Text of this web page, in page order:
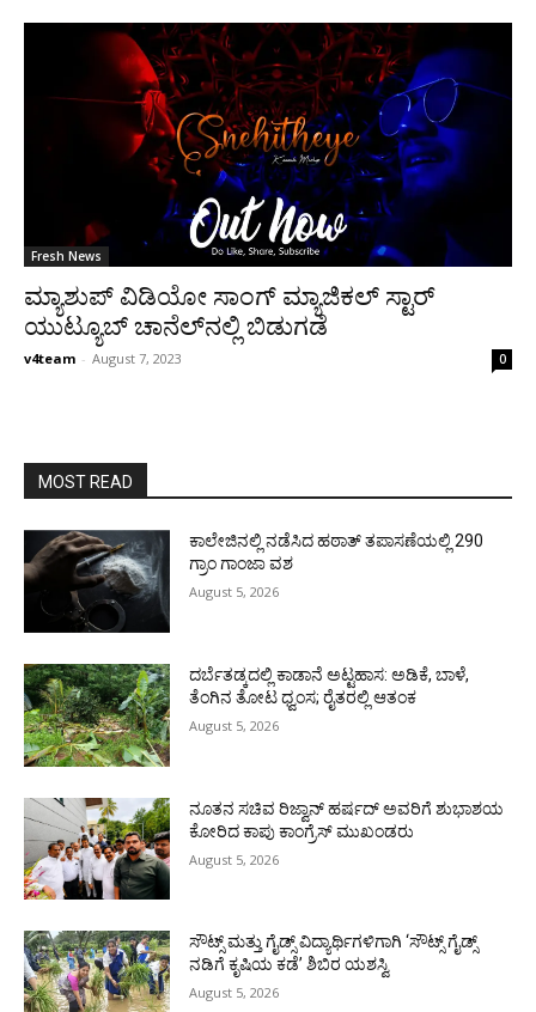
Fresh News
ಮ್ಯಾಶುಪ್ ವಿಡಿಯೋ ಸಾಂಗ್ ಮ್ಯಾಜಿಕಲ್ ಸ್ಟಾರ್
ಯುಟ್ಯೂಬ್ ಚಾನೆಲ್‍ನಲ್ಲಿ ಬಿಡುಗಡೆ
v4team - August 7, 2023 0
MOST READ
ಕಾಲೇಜಿನಲ್ಲಿ ನಡೆಸಿದ ಹಠಾತ್ ತಪಾಸಣೆಯಲ್ಲಿ 290
ಗ್ರಾಂ ಗಾಂಜಾ ವಶ
August 5, 2026
ದರ್ಬೆತಡ್ಕದಲ್ಲಿ ಕಾಡಾನೆ ಅಟ್ಟಹಾಸ: ಅಡಿಕೆ, ಬಾಳೆ,
ತೆಂಗಿನ ತೋಟ ಧ್ವಂಸ; ರೈತರಲ್ಲಿ ಆತಂಕ
August 5, 2026
ನೂತನ ಸಚಿವ ರಿಜ್ವಾನ್ ಹರ್ಷದ್ ಅವರಿಗೆ ಶುಭಾಶಯ
ಕೋರಿದ ಕಾಪು ಕಾಂಗ್ರೆಸ್ ಮುಖಂಡರು
August 5, 2026
ಸೌಟ್ಸ್ ಮತ್ತು ಗೈಡ್ಸ್ ವಿದ್ಯಾರ್ಥಿಗಳಿಗಾಗಿ ‘ಸೌಟ್ಸ್ ಗೈಡ್ಸ್
ನಡಿಗೆ ಕೃಷಿಯ ಕಡೆ’ ಶಿಬಿರ ಯಶಸ್ವಿ
August 5, 2026